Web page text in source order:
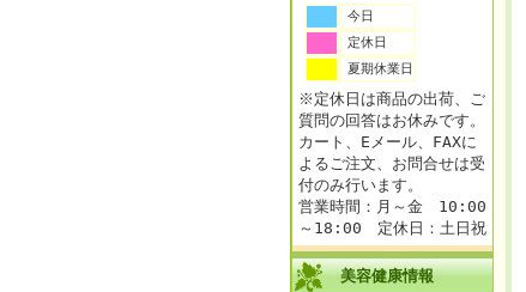
今日
定休日
夏期休業日
※定休日は商品の出荷、ご
質問の回答はお休みです。
カート、Eメール、FAXに
よるご注文、お問合せは受
付のみ行います。
営業時間：月～金 10:00
～18:00 定休日：土日祝
美容健康情報